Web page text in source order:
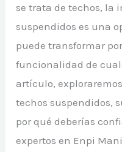
se trata de techos, la
suspendidos es una
puede transformar
funcionalidad de
artículo,
techos suspendidos,
por qué deberías
expertos en Enpi